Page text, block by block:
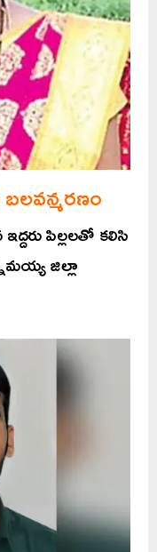
పిల్లలతో కలిసి
జిల్లా